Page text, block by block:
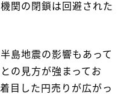
関の閉鎖は回避された
島地震の影響もあって
の見方が強まってお
目した円売りが広がっ